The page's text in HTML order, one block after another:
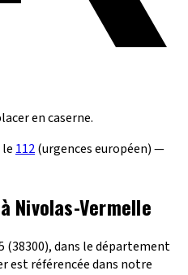
en caserne.
112(urgences européen) —
Nivolas-Vermelle
(38300), dans le département
est référencée dans notre